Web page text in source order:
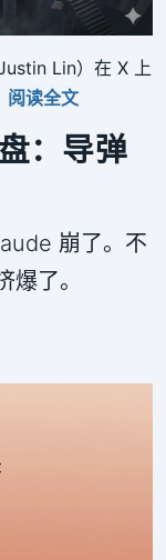
Lin）在 X 上
阅读全文
：导弹
崩了。不
了。